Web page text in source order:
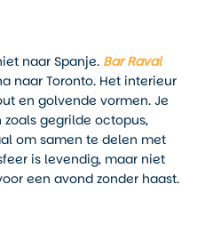
naar Spanje. Bar Raval
naar Toronto. Het interieur
en golvende vormen. Je
gegrilde octopus,
om samen te delen met
is levendig, maar niet
een avond zonder haast.